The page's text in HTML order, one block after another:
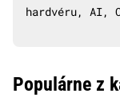
hardvéru, AI,
Populárne z